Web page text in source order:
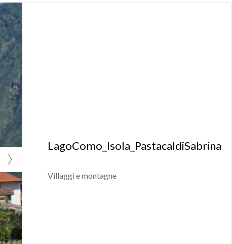
LagoComo_Isola_PastacaldiSabrina
Villaggi e montagne